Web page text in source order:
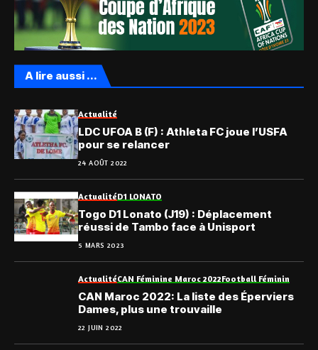
A lire aussi ...
Actualité
LDC UFOA B (F) : Athleta FC joue l’USFA
pour se relancer
24 AOÛT 2022
ActualitéD1 LONATO
Togo D1 Lonato (J19) : Déplacement
réussi de Tambo face à Unisport
5 MARS 2023
ActualitéCAN Féminine Maroc 2022Football Féminin
CAN Maroc 2022: La liste des Éperviers
Dames, plus une trouvaille
22 JUIN 2022